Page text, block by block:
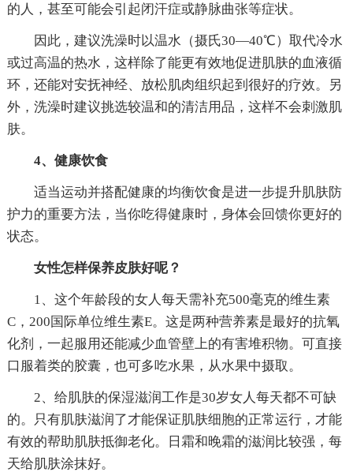
的人，甚至可能会引起闭汗症或静脉曲张等症状。
因此，建议洗澡时以温水（摄氏30—40℃）取代冷水
或过高温的热水，这样除了能更有效地促进肌肤的血液循
环，还能对安抚神经、放松肌肉组织起到很好的疗效。另
外，洗澡时建议挑选较温和的清洁用品，这样不会刺激肌
肤。
4、健康饮食
适当运动并搭配健康的均衡饮食是进一步提升肌肤防
护力的重要方法，当你吃得健康时，身体会回馈你更好的
状态。
女性怎样保养皮肤好呢？
1、这个年龄段的女人每天需补充500毫克的维生素
C，200国际单位维生素E。这是两种营养素是最好的抗氧
化剂，一起服用还能减少血管壁上的有害堆积物。可直接
口服着类的胶囊，也可多吃水果，从水果中摄取。
2、给肌肤的保湿滋润工作是30岁女人每天都不可缺
的。只有肌肤滋润了才能保证肌肤细胞的正常运行，才能
有效的帮助肌肤抵御老化。日霜和晚霜的滋润比较强，每
天给肌肤涂抹好。